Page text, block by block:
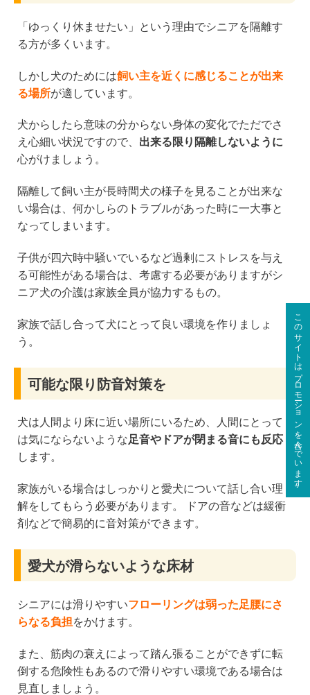
「ゆっくり休ませたい」という理由でシニアを隔離す
る方が多くいます。
しかし犬のためには飼い主を近くに感じることが出来
る場所が適しています。
犬からしたら意味の分からない身体の変化でただでさ
え心細い状況ですので、 出来る限り隔離しないように
心がけましょう。
隔離して飼い主が長時間犬の様子を見ることが出来な
い場合は、何かしらのトラブルがあった時に一大事と
なってしまいます。
子供が四六時中騒いでいるなど過剰にストレスを与え
る可能性がある場合は、考慮する必要がありますがシ
ニア犬の介護は家族全員が協力するもの。
家族で話し合って犬にとって良い環境を作りましょ
う。
可能な限り防音対策を
犬は人間より床に近い場所にいるため、人間にとって
は気にならないような足音やドアが閉まる音にも反応
します。
家族がいる場合はしっかりと愛犬について話し合い理
解をしてもらう必要があります。 ドアの音などは緩衝
剤などで簡易的に音対策ができます。
愛犬が滑らないような床材
シニアには滑りやすいフローリングは弱った足腰にさ
らなる負担をかけます。
また、筋肉の衰えによって踏ん張ることができずに転
倒する危険性もあるので滑りやすい環境である場合は
見直しましょう。
このサイトはプロモーションを含んでいます。